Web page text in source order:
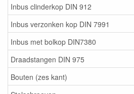
Inbus clinderkop DIN 912
Inbus verzonken kop DIN 7991
Inbus met bolkop DIN7380
Draadstangen DIN 975
Bouten (zes kant)